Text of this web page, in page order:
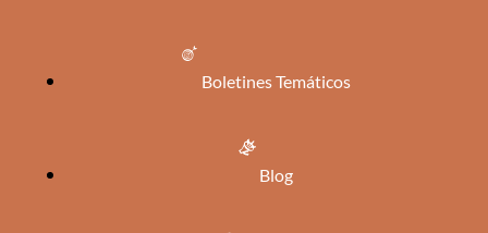
Boletines Temáticos
Blog